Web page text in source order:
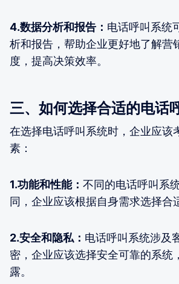
4.数据分析和报告： 电话呼叫系统
析和报告，帮助企业更好地了解营
度，提高决策效率。
三、如何选择合适的电话
在选择电话呼叫系统时，企业应该
素：
1.功能和性能： 不同的电话呼叫系
同，企业应该根据自身需求选择合
2.安全和隐私： 电话呼叫系统涉及
密，企业应该选择安全可靠的系统
露。